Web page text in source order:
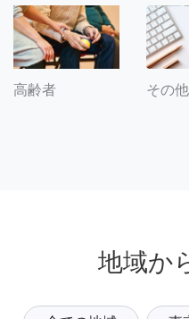
高齢者 その他
地域か